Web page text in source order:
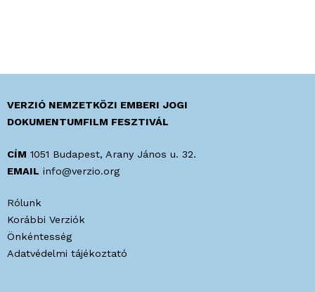
VERZIÓ NEMZETKÖZI EMBERI JOGI
DOKUMENTUMFILM FESZTIVÁL
CÍM 1051 Budapest, Arany János u. 32.
EMAIL info@verzio.org
Rólunk
Korábbi Verziók
Önkéntesség
Adatvédelmi tájékoztató